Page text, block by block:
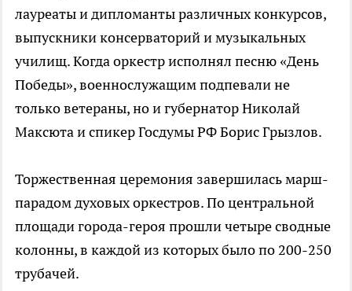
лауреаты и дипломанты различных конкурсов,
выпускники консерваторий и музыкальных
училищ. Когда оркестр исполнял песню «День
Победы», военнослужащим подпевали не
только ветераны, но и губернатор Николай
Максюта и спикер Госдумы РФ Борис Грызлов.
Торжественная церемония завершилась марш-
парадом духовых оркестров. По центральной
площади города-героя прошли четыре сводные
колонны, в каждой из которых было по 200-250
трубачей.